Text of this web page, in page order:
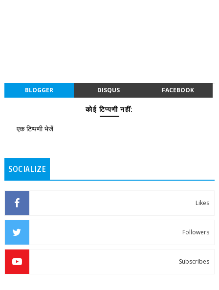
BLOGGER DISQUS FACEBOOK
कोई टिप्पणी नहीं:
एक टिप्पणी भेजें
SOCIALIZE
Likes
Followers
Subscribes